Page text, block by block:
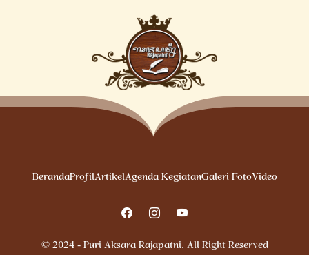
BerandaProfilArtikelAgenda KegiatanGaleri FotoVideo
© 2024 - Puri Aksara Rajapatni. All Right Reserved